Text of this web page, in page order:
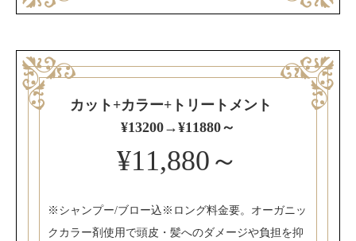
カット+カラー+トリートメント
¥13200→¥11880～
¥11,880～
※シャンプー/ブロー込※ロング料金要。オーガニッ
クカラー剤使用で頭皮・髪へのダメージや負担を抑